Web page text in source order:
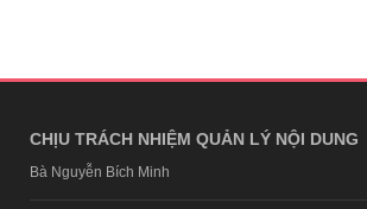
CHỊU TRÁCH NHIỆM QUẢN LÝ NỘI DUNG
Bà Nguyễn Bích Minh